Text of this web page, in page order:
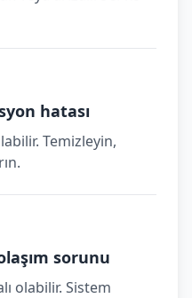
hatası
Temizleyin,
sorunu
olabilir. Sistem